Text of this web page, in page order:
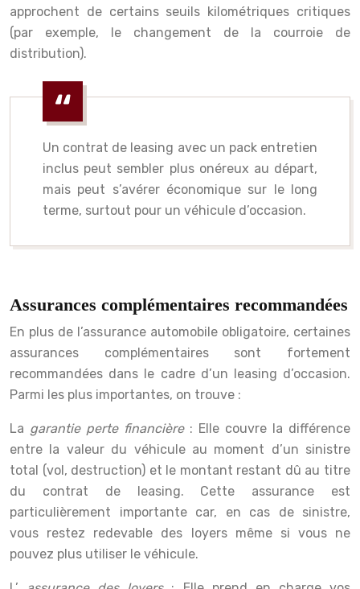
approchent de certains seuils kilométriques critiques
(par exemple, le changement de la courroie de
distribution).
Un contrat de leasing avec un pack entretien
inclus peut sembler plus onéreux au départ,
mais peut s’avérer économique sur le long
terme, surtout pour un véhicule d’occasion.
Assurances complémentaires recommandées
En plus de l’assurance automobile obligatoire, certaines
assurances complémentaires sont fortement
recommandées dans le cadre d’un leasing d’occasion.
Parmi les plus importantes, on trouve :
La garantie perte financière : Elle couvre la différence
entre la valeur du véhicule au moment d’un sinistre
total (vol, destruction) et le montant restant dû au titre
du contrat de leasing. Cette assurance est
particulièrement importante car, en cas de sinistre,
vous restez redevable des loyers même si vous ne
pouvez plus utiliser le véhicule.